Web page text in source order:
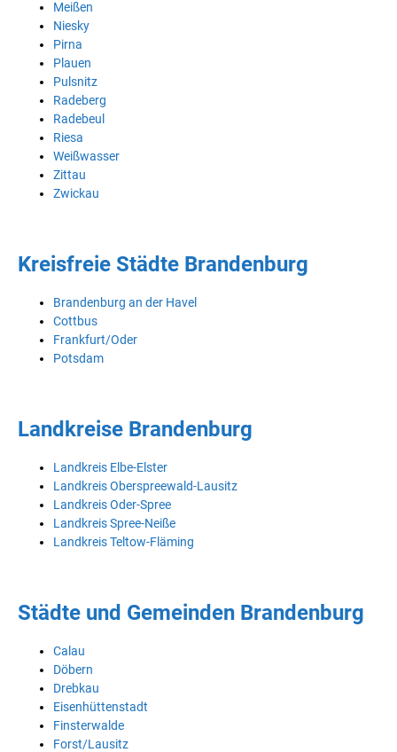
Meißen
Niesky
Pirna
Plauen
Pulsnitz
Radeberg
Radebeul
Riesa
Weißwasser
Zittau
Zwickau
Kreisfreie Städte Brandenburg
Brandenburg an der Havel
Cottbus
Frankfurt/Oder
Potsdam
Landkreise Brandenburg
Landkreis Elbe-Elster
Landkreis Oberspreewald-Lausitz
Landkreis Oder-Spree
Landkreis Spree-Neiße
Landkreis Teltow-Fläming
Städte und Gemeinden Brandenburg
Calau
Döbern
Drebkau
Eisenhüttenstadt
Finsterwalde
Forst/Lausitz